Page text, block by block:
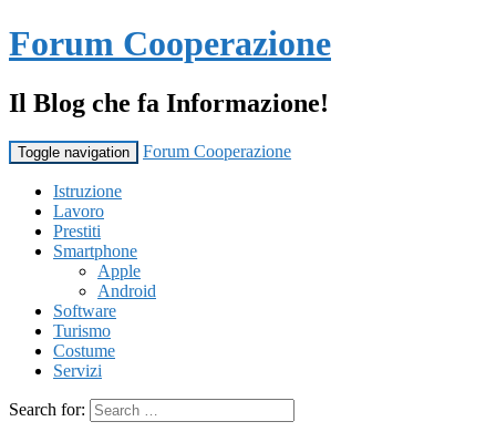
Forum Cooperazione
Il Blog che fa Informazione!
Toggle navigation Forum Cooperazione
Istruzione
Lavoro
Prestiti
Smartphone
Apple
Android
Software
Turismo
Costume
Servizi
Search for: